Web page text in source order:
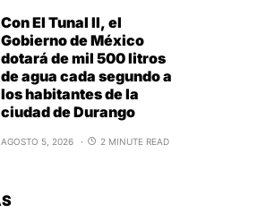
Con El Tunal II, el
Gobierno de México
dotará de mil 500 litros
de agua cada segundo a
los habitantes de la
ciudad de Durango
AGOSTO 5, 2026 2 MINUTE READ